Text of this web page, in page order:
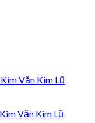
Văn Kim Lũ
Văn Kim Lũ